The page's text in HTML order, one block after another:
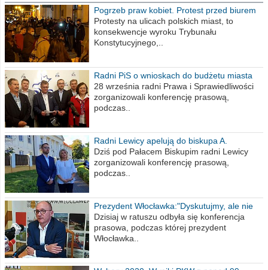
Pogrzeb praw kobiet. Protest przed biurem
poselskim PiS
Protesty na ulicach polskich miast, to
konsekwencje wyroku Trybunału
Konstytucyjnego,..
Radni PiS o wnioskach do budżetu miasta
na 2021 rok
28 września radni Prawa i Sprawiedliwości
zorganizowali konferencję prasową,
podczas..
Radni Lewicy apelują do biskupa A.
Wiesława Meringa
Dziś pod Pałacem Biskupim radni Lewicy
zorganizowali konferencję prasową,
podczas..
Prezydent Włocławka:"Dyskutujmy, ale nie
obrażajmy się”
Dzisiaj w ratuszu odbyła się konferencja
prasowa, podczas której prezydent
Włocławka..